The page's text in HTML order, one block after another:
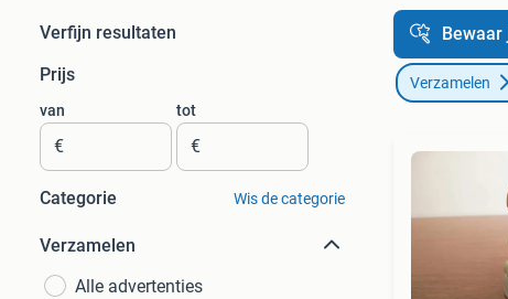
Verfijn resultaten
Prijs
van
€
tot
€
Categorie Wis de categorie
Verzamelen
Alle advertenties
Bewaar
Verzamelen